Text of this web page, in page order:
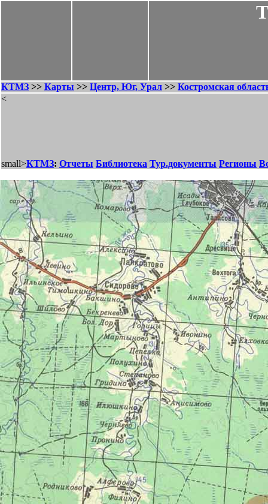
КТМЗ >> Карты >> Центр, Юг, Урал >> Костромская
<
small>КТМЗ: Отчеты Библиотека Тур.документы Регионы